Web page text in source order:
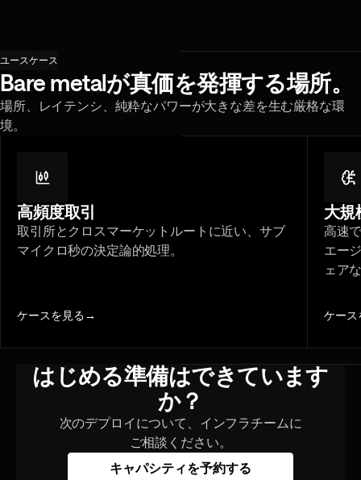
ユースケース
Bare metalが真価を発揮する場所。
場所、レイテンシ、純粋なパワーが大きな差を生む厳格な環
境。
高頻度取引
取引所とクロスマーケットルートに近い、サブ
マイクロ秒の決定論的処理。
ケースを見る→
大規
高速
エー
ェア
ケース
はじめる準備はできています
か？
次のデプロイについて、インフラチームに
ご相談ください。
キャパシティを予約する